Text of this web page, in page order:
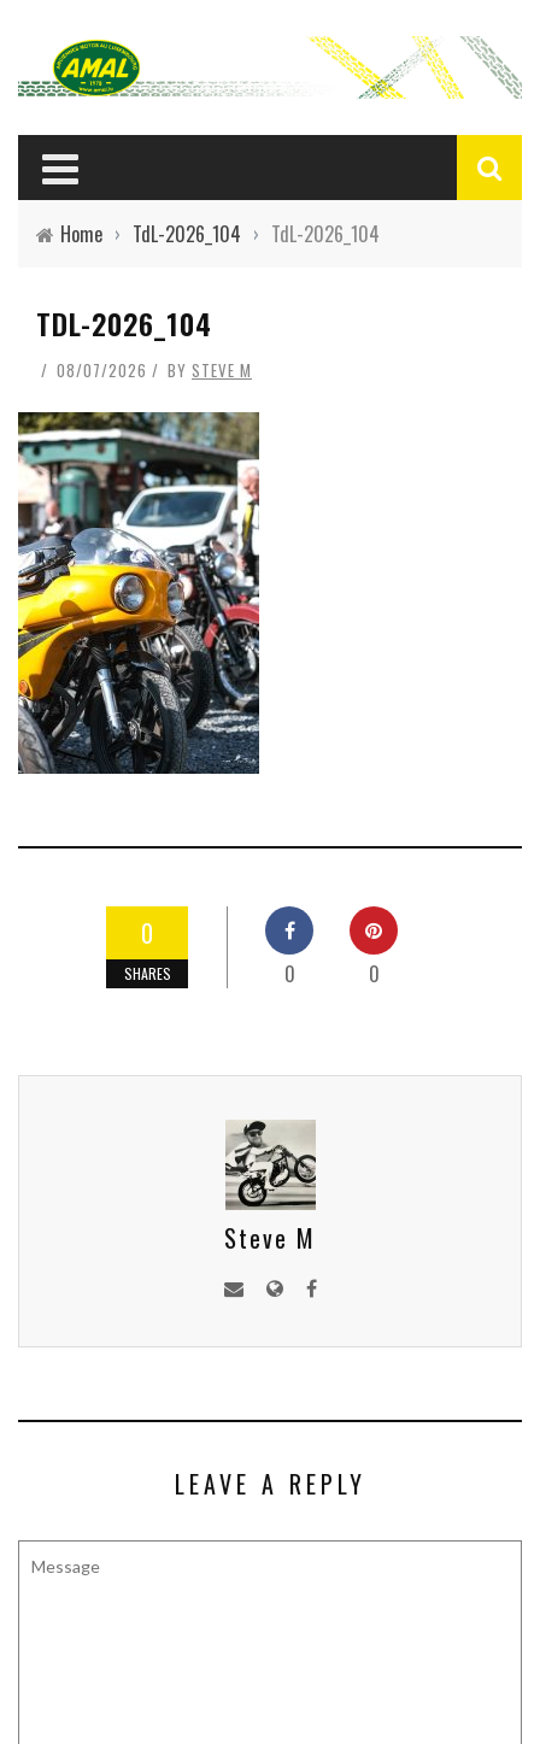
Home › TdL-2026_104 › TdL-2026_104
TDL-2026_104
08/07/2026 BY STEVE M
0
SHARES 0 0
Steve M
LEAVE A REPLY